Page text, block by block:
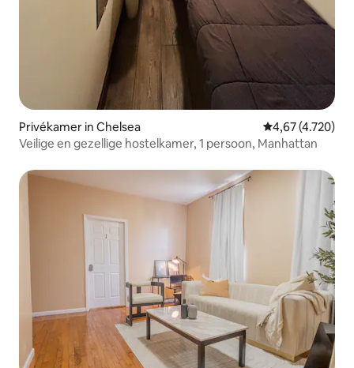
Privékamer in Chelsea Gemiddelde
4,67 (4.720)
Veilige en gezellige hostelkamer, 1 persoon, Manhattan